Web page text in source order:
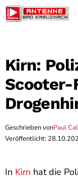
Kirn:
Scooter-
Geschrieben vonPaul
Veröffentlicht:
In Kirn hat die